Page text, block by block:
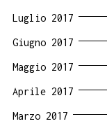
Luglio 2017
Giugno 2017
Maggio 2017
Aprile 2017
Marzo 2017